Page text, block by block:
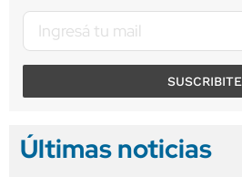
SUSCRIBITE
Últimas noticias